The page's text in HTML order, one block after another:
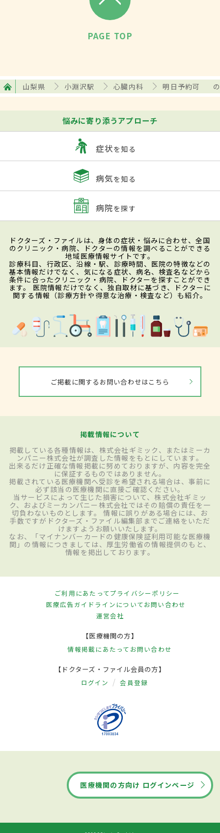
PAGE TOP
山梨県 小淵沢駅 心臓内科 明日予約可
悩みに寄り添うアプローチ
症状を知る
病気を知る
病院を探す
ドクターズ・ファイルは、身体の症状・悩みに合わせ、全国
のクリニック・病院、ドクターの情報を調べることができる
地域医療情報サイトです。
診療科目、行政区、沿線・駅、診療時間、医院の特徴などの
基本情報だけでなく、気になる症状、病名、検査名などから
条件に合ったクリニック・病院、ドクターを探すことができ
ます。 医院情報だけでなく、独自取材に基づき、ドクターに
関する情報（診療方針や得意な治療・検査など）も紹介。
ご掲載に関するお問い合わせはこちら
掲載情報について
掲載している各種情報は、株式会社ギミック、またはミーカ
ンパニー株式会社が調査した情報をもとにしています。
出来るだけ正確な情報掲載に努めておりますが、内容を完全
に保証するものではありません。
掲載されている医療機関へ受診を希望される場合は、事前に
必ず該当の医療機関に直接ご確認ください。
当サービスによって生じた損害について、株式会社ギミッ
ク、およびミーカンパニー株式会社ではその賠償の責任を一
切負わないものとします。 情報に誤りがある場合には、お
手数ですがドクターズ・ファイル編集部までご連絡をいただ
けますようお願いいたします。
なお、「マイナンバーカードの健康保険証利用可能な医療機
関」の情報につきましては、厚生労働省の情報提供のもと、
情報を掲出しております。
ご利用にあたってプライバシーポリシー
医療広告ガイドラインについてお問い合わせ
運営会社
【医療機関の方】
情報掲載にあたって お問い合わせ
【ドクターズ・ファイル会員の方】
ログイン 会員登録
医療機関の方向け ログインページ